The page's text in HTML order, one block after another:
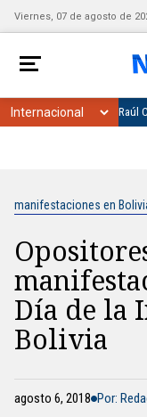
Viernes, 07 de agosto de
Raúl
manifestaciones en
Día de la
Bolivia
agosto 6, 2018 Por: